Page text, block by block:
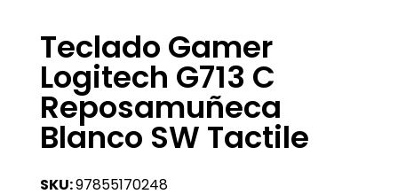
Teclado Gamer
Logitech G713 C
Reposamuñeca
Blanco SW Tactile
SKU:97855170248